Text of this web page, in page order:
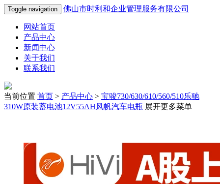
Toggle navigation 佛山市时利和企业管理服务有限公司
网站首页
产品中心
新闻中心
关于我们
联系我们
当前位置 首页 > 产品中心 > 宝骏730/630/610/560/510乐驰
310W原装蓄电池12V55AH风帆汽车电瓶 展开更多菜单